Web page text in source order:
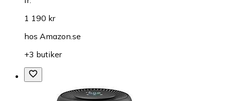
1 190 kr
hos Amazon.se
+3 butiker